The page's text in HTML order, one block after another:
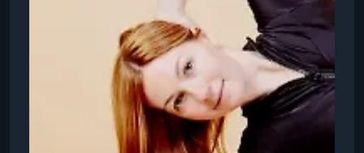
00:12:01
10. Работа со шрамами